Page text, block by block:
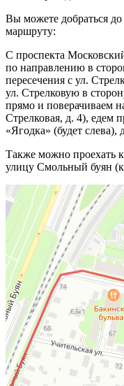
Вы можете добраться
маршруту:
С проспекта
по направлению в
пересечения с ул.
ул. Стрелковую в
прямо и поверачиваем
Стрелковая, д. 4), едем
«Ягодка» (будет
Также можно проехать
улицу Смольный буян